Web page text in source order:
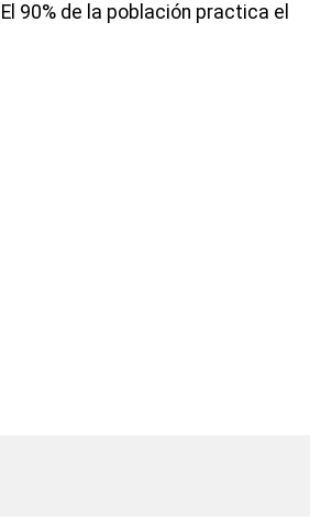
El 90% de la población practica el